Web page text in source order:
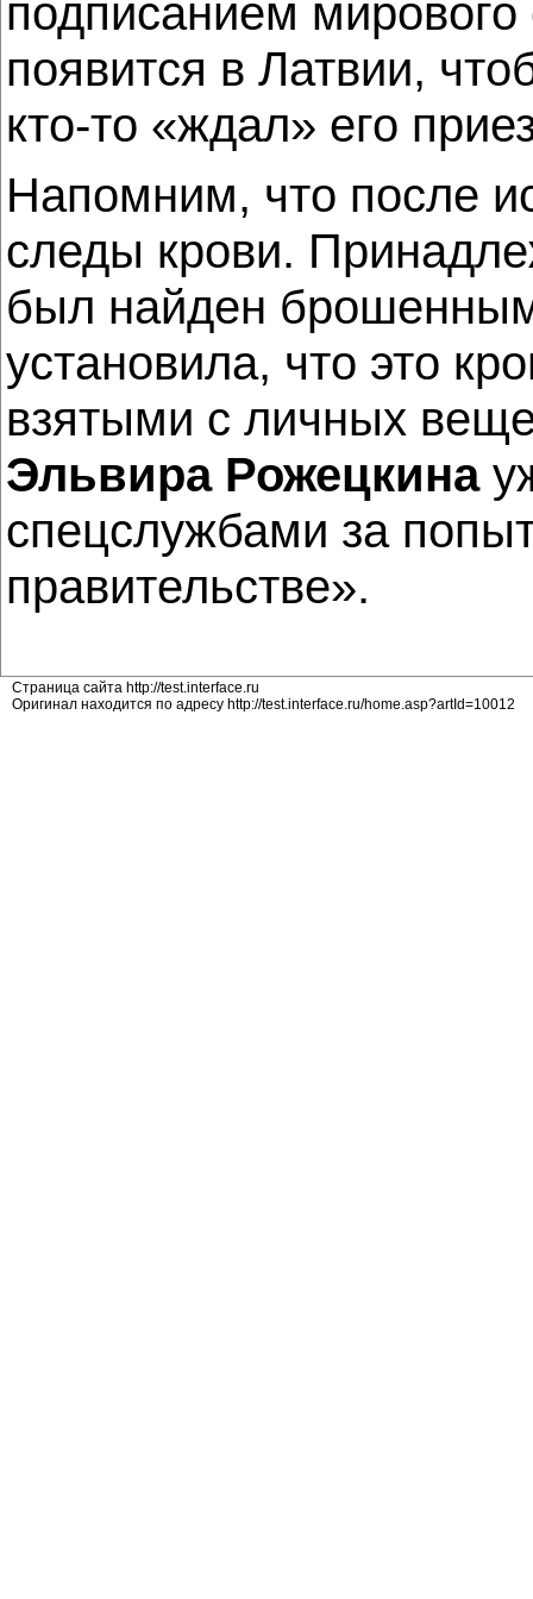
подписанием
появится в Латвии,
кто-то «ждал» его
Напомним, что после
следы крови.
был найден
установила, что это
взятыми с личных
Эльвира Рожецкина
спецслужбами за
правительстве».
Страница сайта http://test.interface.ru
Оригинал находится по адресу http://test.interface.ru/home.asp?artId=10012